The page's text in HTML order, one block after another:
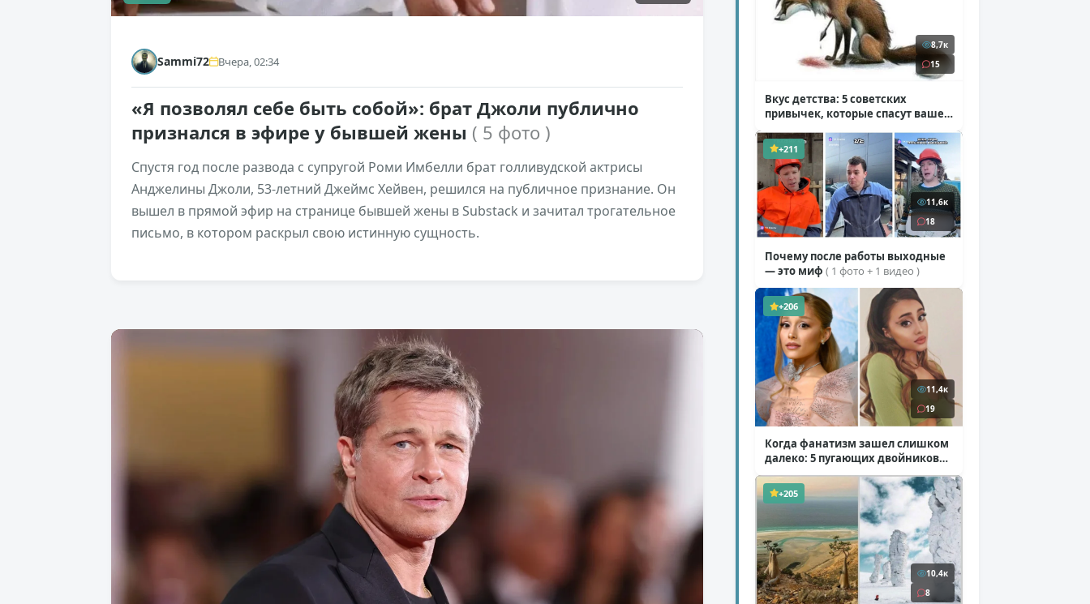
Sammi72 Вчера, 02:34
«Я позволял себе быть собой»: брат Джоли публично
признался в эфире у бывшей жены ( 5 фото )
Спустя год после развода с супругой Роми Имбелли брат голливудской актрисы
Анджелины Джоли, 53-летний Джеймс Хейвен, решился на публичное признание. Он
вышел в прямой эфир на странице бывшей жены в Substack и зачитал трогательное
письмо, в котором раскрыл свою истинную сущность.
8,7к
15
Вкус детства: 5 советских
привычек, которые спасут ваше
+211
11,6к
18
Почему после работы выходные
— это миф ( 1 фото + 1 видео )
+206
11,4к
19
Когда фанатизм зашел слишком
далеко: 5 пугающих двойников
звезд( 10 фото )
+205
10,4к
8